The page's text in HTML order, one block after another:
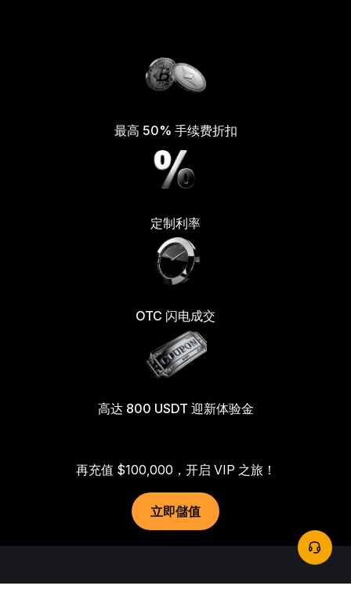
最高 50% 手续费折扣
定制利率
OTC 闪电成交
高达 800 USDT 迎新体验金
再充值 $100,000，开启 VIP 之旅！
立即儲值